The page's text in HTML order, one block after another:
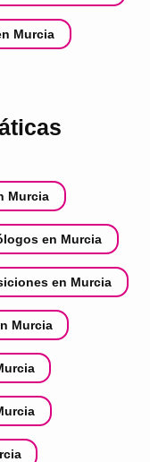
Murcia
Murcia
en Murcia
en Murcia
Murcia